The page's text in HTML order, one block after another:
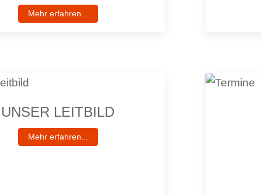
Mehr erfahren...
UNSER LEITBILD
Mehr erfahren...